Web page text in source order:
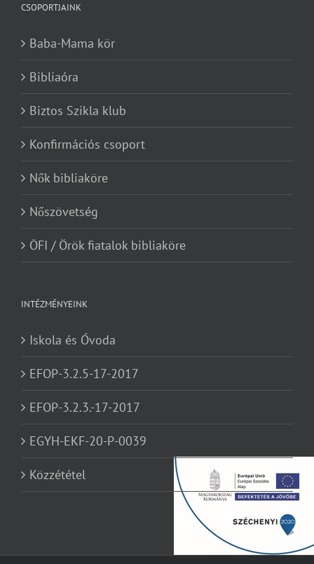
CSOPORTJAINK
Baba-Mama kör
Bibliaóra
Biztos Szikla klub
Konfirmációs csoport
Nők bibliaköre
Nőszövetség
ÖFI / Örök fiatalok bibliaköre
INTÉZMÉNYEINK
Iskola és Óvoda
EFOP-3.2.5-17-2017
EFOP-3.2.3.-17-2017
EGYH-EKF-20-P-0039
Közzététel